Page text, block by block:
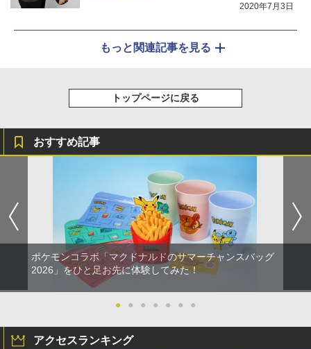
2020年7月3日
もっと関連記事を見る
トップページに戻る
おすすめ記事
ポケモンコラボ「マクドナルドのサマーチャンスバッグ
2026」をひと足お先に体験してみた！
● ● ● ● ● ● ●
アクセスランキング